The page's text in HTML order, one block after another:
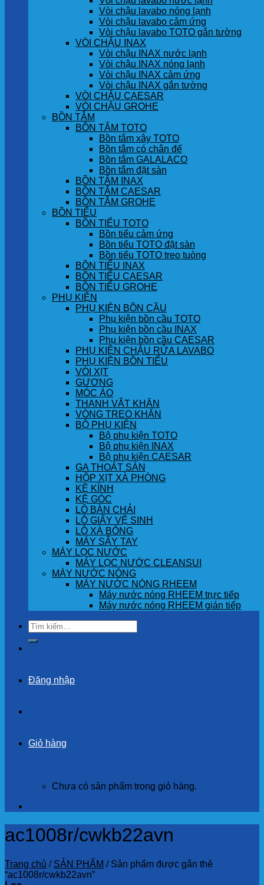
Vòi chậu lavabo nóng lạnh
Vòi chậu lavabo cảm ứng
Vòi chậu lavabo TOTO gắn tường
VÒI CHẬU INAX
Vòi chậu INAX nước lạnh
Vòi chậu INAX nóng lạnh
Vòi chậu INAX cảm ứng
Vòi chậu INAX gắn tường
VÒI CHẬU CAESAR
VÒI CHẬU GROHE
BỒN TẮM
BỒN TẮM TOTO
Bồn tắm xây TOTO
Bồn tắm có chân đế
Bồn tắm GALALACO
Bồn tắm đặt sàn
BỒN TẮM INAX
BỒN TẮM CAESAR
BỒN TẮM GROHE
BỒN TIỂU
BỒN TIỂU TOTO
Bồn tiểu cảm ứng
Bồn tiểu TOTO đặt sàn
Bồn tiểu TOTO treo tuòng
BỒN TIỂU INAX
BỒN TIỂU CAESAR
BỒN TIỂU GROHE
PHỤ KIỆN
PHỤ KIỆN BỒN CẦU
Phụ kiện bồn cầu TOTO
Phụ kiện bồn cầu INAX
Phụ kiện bồn cầu CAESAR
PHỤ KIỆN CHẬU RỬA LAVABO
PHỤ KIỆN BỒN TIỂU
VÒI XỊT
GƯƠNG
MÓC ÁO
THANH VẮT KHĂN
VÒNG TREO KHĂN
BỘ PHỤ KIỆN
Bộ phụ kiện TOTO
Bộ phụ kiện INAX
Bộ phụ kiện CAESAR
GA THOÁT SÀN
HỘP XỊT XÀ PHÒNG
KỆ KÍNH
KỆ GÓC
LÔ BÀN CHẢI
LÔ GIẤY VỆ SINH
LÔ XÀ BÔNG
MÁY SẤY TAY
MÁY LỌC NƯỚC
MÁY LỌC NƯỚC CLEANSUI
MÁY NƯỚC NÓNG
MÁY NƯỚC NÓNG RHEEM
Máy nước nóng RHEEM trực tiếp
Máy nước nóng RHEEM gián tiếp
Tìm
kiếm:
Đăng nhập
Giỏ hàng
Chưa có sản phẩm trong giỏ hàng.
ac1008r/cwkb22avn
Trang chủ / SẢN PHẨM /Sản phẩm được gắn thẻ
“ac1008r/cwkb22avn”